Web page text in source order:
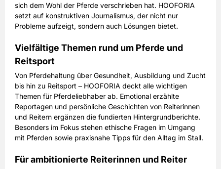
Prämie auswählen
sich dem Wohl der Pferde verschrieben hat. HOOFORIA
setzt auf konstruktiven Journalismus, der nicht nur
Probleme aufzeigt, sondern auch Lösungen bietet.
Vielfältige Themen rund um Pferde und
Reitsport
Von Pferdehaltung über Gesundheit, Ausbildung und Zucht
bis hin zu Reitsport – HOOFORIA deckt alle wichtigen
Themen für Pferdeliebhaber ab. Emotional erzählte
Reportagen und persönliche Geschichten von Reiterinnen
und Reitern ergänzen die fundierten Hintergrundberichte.
Besonders im Fokus stehen ethische Fragen im Umgang
mit Pferden sowie praxisnahe Tipps für den Alltag im Stall.
Für ambitionierte Reiterinnen und Reiter